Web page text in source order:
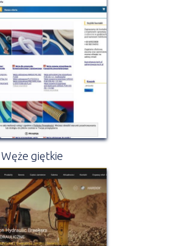
Węże giętkie